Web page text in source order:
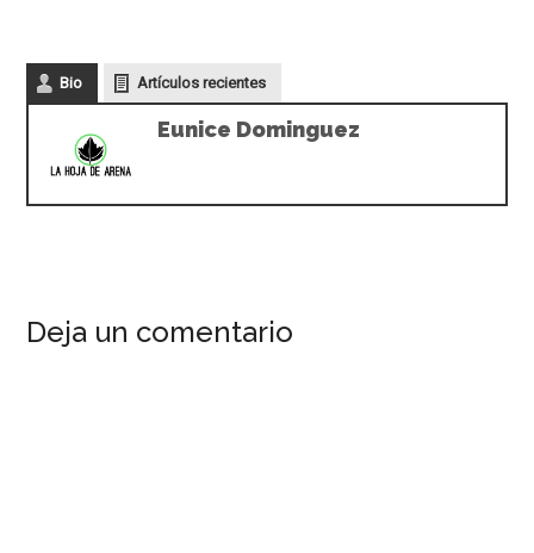
Bio Artículos recientes
Eunice Dominguez
Deja un comentario